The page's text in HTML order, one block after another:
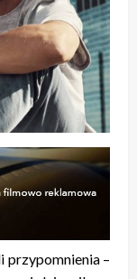
przypomnienia –